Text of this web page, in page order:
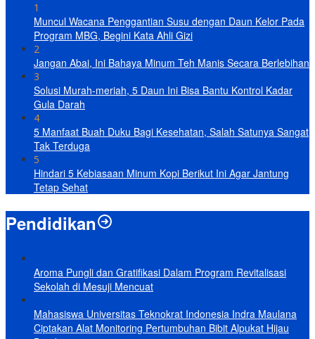
1
Muncul Wacana Penggantian Susu dengan Daun Kelor Pada
Program MBG, Begini Kata Ahli Gizi
2
Jangan Abai, Ini Bahaya Minum Teh Manis Secara Berlebihan
3
Solusi Murah-meriah, 5 Daun Ini Bisa Bantu Kontrol Kadar
Gula Darah
4
5 Manfaat Buah Duku Bagi Kesehatan, Salah Satunya Sangat
Tak Terduga
5
Hindari 5 Kebiasaan Minum Kopi Berikut Ini Agar Jantung
Tetap Sehat
Pendidikan
Aroma Pungli dan Gratifikasi Dalam Program Revitalisasi
Sekolah di Mesuji Mencuat
Mahasiswa Universitas Teknokrat Indonesia Indra Maulana
Ciptakan Alat Monitoring Pertumbuhan Bibit Alpukat Hijau